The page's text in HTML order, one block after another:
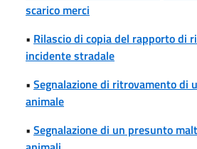
scarico merci
• Rilascio di copia del rapporto di
incidente stradale
• Segnalazione di ritrovamento di
animale
• Segnalazione di un presunto